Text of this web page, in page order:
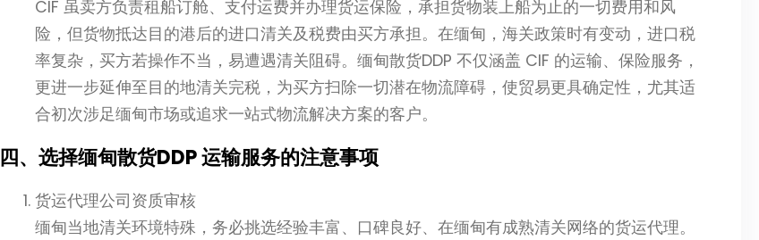
CIF 虽卖方负责租船订舱、支付运费并办理货运保险，承担货物装上船为止的一切费用和风
险，但货物抵达目的港后的进口清关及税费由买方承担。在缅甸，海关政策时有变动，进口税
率复杂，买方若操作不当，易遭遇清关阻碍。缅甸散货DDP 不仅涵盖 CIF 的运输、保险服务，
更进一步延伸至目的地清关完税，为买方扫除一切潜在物流障碍，使贸易更具确定性，尤其适
合初次涉足缅甸市场或追求一站式物流解决方案的客户。
四、选择缅甸散货DDP 运输服务的注意事项
货运代理公司资质审核
缅甸当地清关环境特殊，务必挑选经验丰富、口碑良好、在缅甸有成熟清关网络的货运代理。